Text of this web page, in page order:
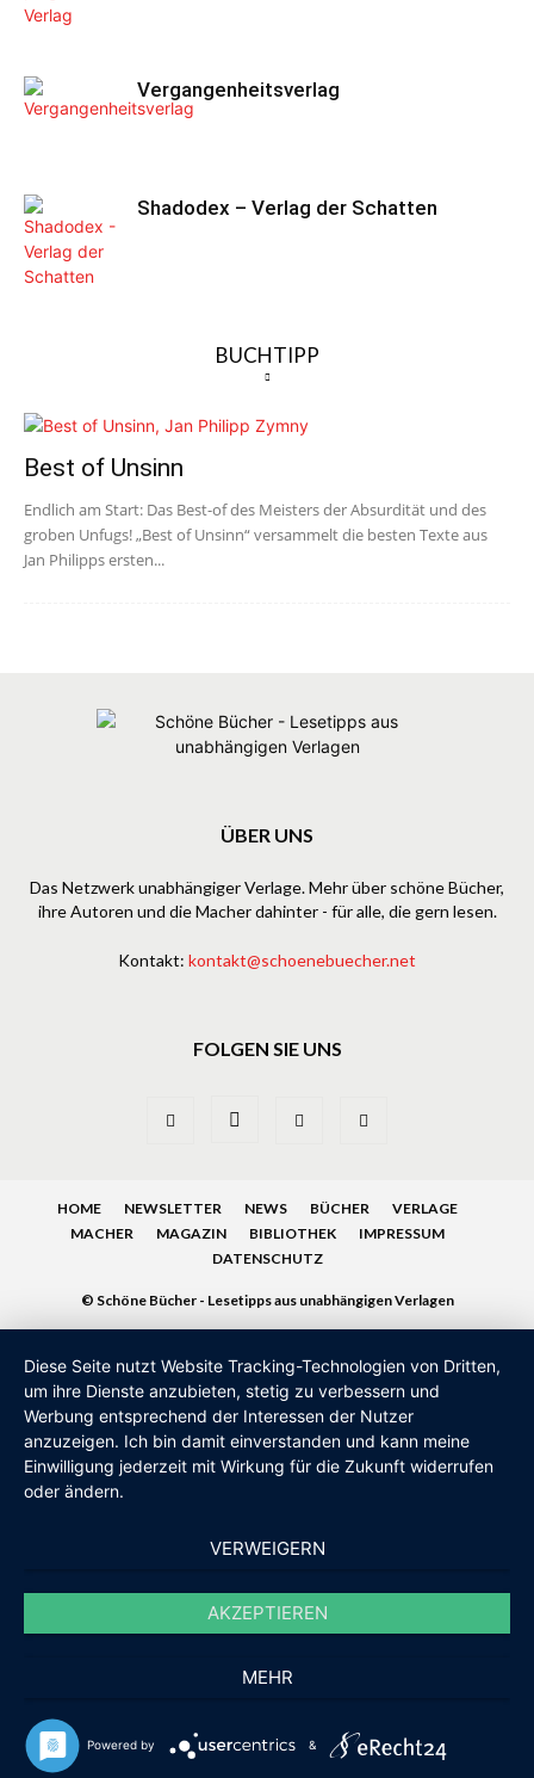
Vergangenheitsverlag
Shadodex – Verlag der Schatten
BUCHTIPP
Best of Unsinn
Endlich am Start: Das Best-of des Meisters der Absurdität und des
groben Unfugs! „Best of Unsinn“ versammelt die besten Texte aus
Jan Philipps ersten...
ÜBER UNS
Das Netzwerk unabhängiger Verlage. Mehr über schöne Bücher,
ihre Autoren und die Macher dahinter - für alle, die gern lesen.
Kontakt: kontakt@schoenebuecher.net
FOLGEN SIE UNS
HOME NEWSLETTER NEWS BÜCHER
VERLAGE
MACHER
MAGAZIN BIBLIOTHEK
IMPRESSUM
DATENSCHUTZ
© Schöne Bücher - Lesetipps aus unabhängigen Verlagen
Diese Seite nutzt Website Tracking-Technologien von Dritten,
um ihre Dienste anzubieten, stetig zu verbessern und
Werbung entsprechend der Interessen der Nutzer
anzuzeigen. Ich bin damit einverstanden und kann meine
Einwilligung jederzeit mit Wirkung für die Zukunft widerrufen
oder ändern.
VERWEIGERN
AKZEPTIEREN
MEHR
Powered by &